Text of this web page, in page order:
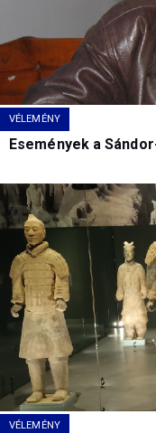
VÉLEMÉNY
Események a
VÉLEMÉNY